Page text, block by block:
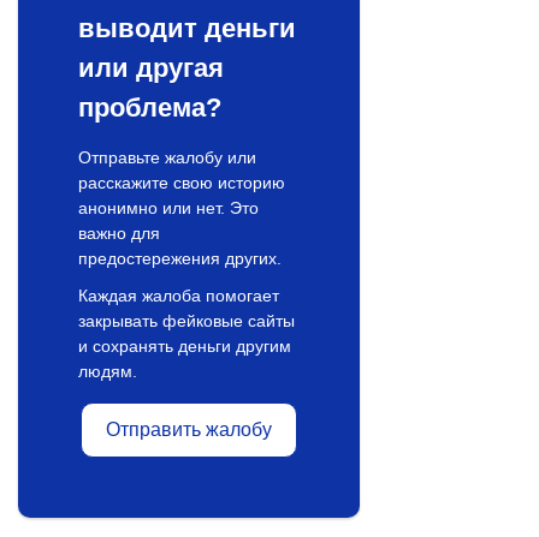
выводит деньги
или другая
проблема?
Отправьте жалобу или
расскажите свою историю
анонимно или нет. Это
важно для
предостережения других.
Каждая жалоба помогает
закрывать фейковые сайты
и сохранять деньги другим
людям.
Отправить жалобу